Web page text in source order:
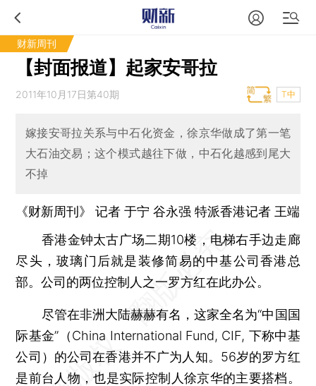
财新周刊
【封面报道】起家安哥拉
2011年10月17日第40期 T中
嫁接安哥拉关系与中石化资金，徐京华做成了第一笔
大石油交易；这个模式越往下做，中石化越感到尾大
不掉
《财新周刊》 记者于宁 谷永强 特派香港记者 王端
香港金钟太古广场二期10楼，电梯右手边走廊
尽头，玻璃门后就是装修简易的中基公司香港总
部。公司的两位控制人之一罗方红在此办公。
尽管在非洲大陆赫赫有名，这家全名为“中国国
际基金”（China International Fund, CIF, 下称中基
公司）的公司在香港并不广为人知。56岁的罗方红
是前台人物，也是实际控制人徐京华的主要搭档。